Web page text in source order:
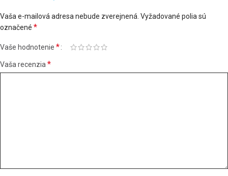
Vaša e-mailová adresa nebude zverejnená. Vyžadované polia sú
označené *
Vaše hodnotenie *
Vaša recenzia *